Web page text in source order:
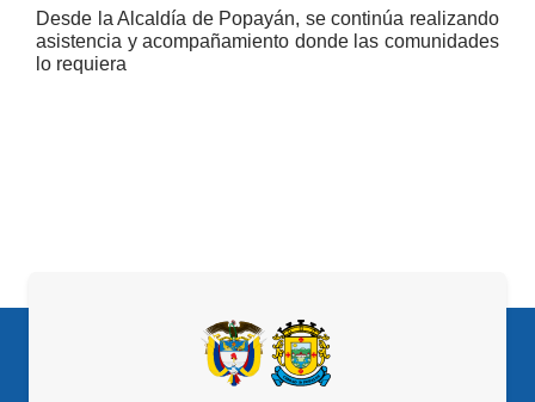
Desde la Alcaldía de Popayán, se continúa realizando
asistencia y acompañamiento donde las comunidades
lo requiera